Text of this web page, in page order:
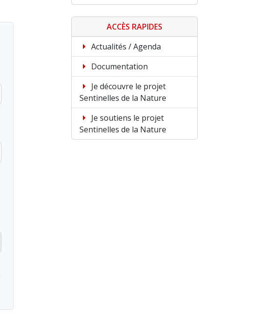
ACCÈS RAPIDES
Actualités / Agenda
Documentation
Je découvre le projet
Sentinelles de la Nature
Je soutiens le projet
Sentinelles de la Nature